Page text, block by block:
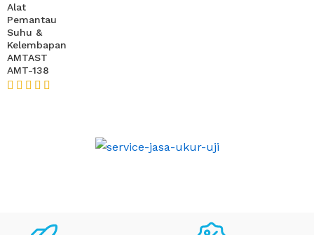
Alat
Pemantau
Suhu &
Kelembapan
AMTAST
AMT-138